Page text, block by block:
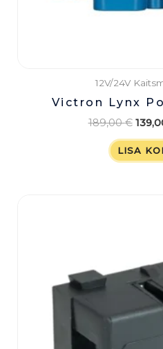
12V/24V
Victron Lynx
189,00€
LISA